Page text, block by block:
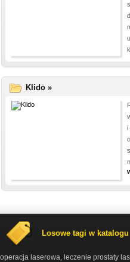
Klido »
i
Losowe tagi w katalogu
operacja laserowa leczenie prostaty